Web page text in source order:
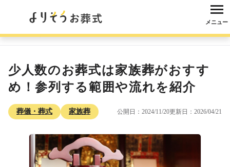
メニュー
よりそうお葬式 コラム 葬儀・葬式 家族葬 少人数のお葬式は家族
少人数のお葬式は家族葬がおすす
め！参列する範囲や流れを紹介
葬儀・葬式 家族葬 公開日：2024/11/20更新日：2026/04/21